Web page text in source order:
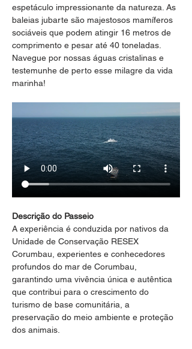
espetáculo impressionante da natureza. As
baleias jubarte são majestosos mamíferos
sociáveis que podem atingir 16 metros de
comprimento e pesar até 40 toneladas.
Navegue por nossas águas cristalinas e
testemunhe de perto esse milagre da vida
marinha!
Descrição do Passeio
A experiência é conduzida por nativos da
Unidade de Conservação RESEX
Corumbau, experientes e conhecedores
profundos do mar de Corumbau,
garantindo uma vivência única e autêntica
que contribui para o crescimento do
turismo de base comunitária, a
preservação do meio ambiente e proteção
dos animais.